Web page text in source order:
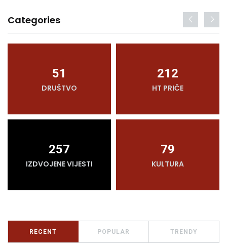
Categories
51
DRUŠTVO
212
HT PRIČE
257
IZDVOJENE VIJESTI
79
KULTURA
RECENT POPULAR TRENDY